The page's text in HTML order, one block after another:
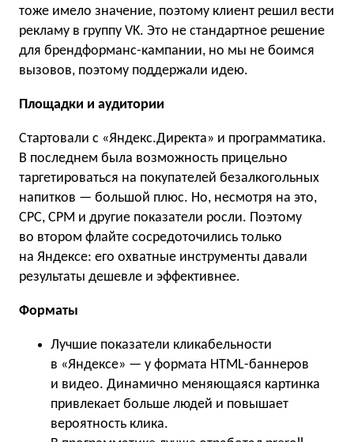
тоже имело значение, поэтому клиент решил вести
рекламу в группу VK. Это не стандартное решение
для брендформанс-кампании, но мы не боимся
вызовов, поэтому поддержали идею.
Площадки и аудитории
Стартовали с «Яндекс.Директа» и программатика.
В последнем была возможность прицельно
таргетироваться на покупателей безалкогольных
напитков — большой плюс. Но, несмотря на это,
СPC, CPM и другие показатели росли. Поэтому
во втором флайте сосредоточились только
на Яндексе: его охватные инструменты давали
результаты дешевле и эффективнее.
Форматы
Лучшие показатели кликабельности
в «Яндексе» — у формата HTML-баннеров
и видео. Динамично меняющаяся картинка
привлекает больше людей и повышает
вероятность клика.